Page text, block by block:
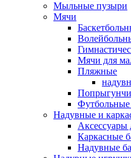
Мыльные пузыри
Мячи
Мячи для
Пляжные
Надувные и
Аксессуары
Каркасные
Надувные